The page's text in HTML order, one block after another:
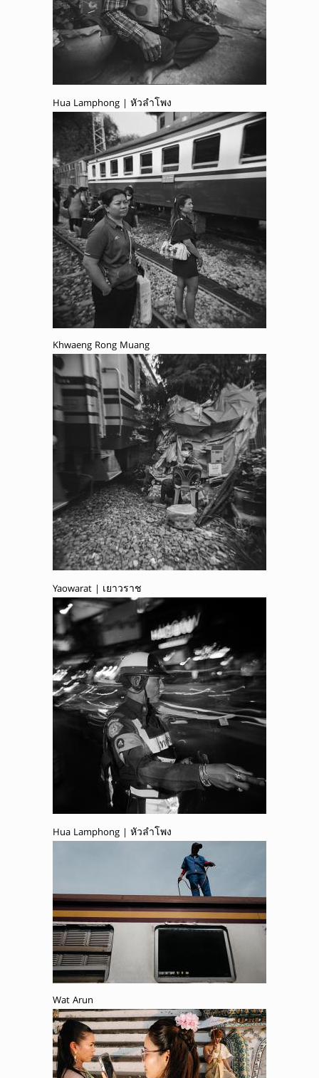
Hua Lamphong | หัวลำโพง
Khwaeng Rong Muang
Yaowarat | เยาวราช
Hua Lamphong | หัวลำโพง
Wat Arun